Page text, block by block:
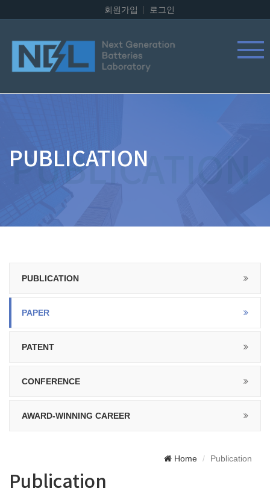
회원가입 로그인
PUBLICATION
PUBLICATION
PAPER
PATENT
CONFERENCE
AWARD-WINNING CAREER
Home Publication
Publication